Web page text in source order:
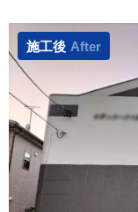
施工後 After